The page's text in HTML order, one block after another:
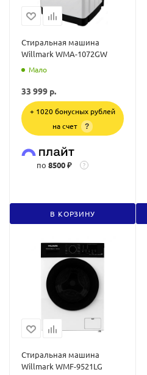
Стиральная машина
Willmark WMA-1072GW
Мало
33 999 р.
+ 1020 бонусных рублей
на счет
?
по 8500 ₽ ?
В КОРЗИНУ
Стиральная машина
Willmark WMF-9521LG